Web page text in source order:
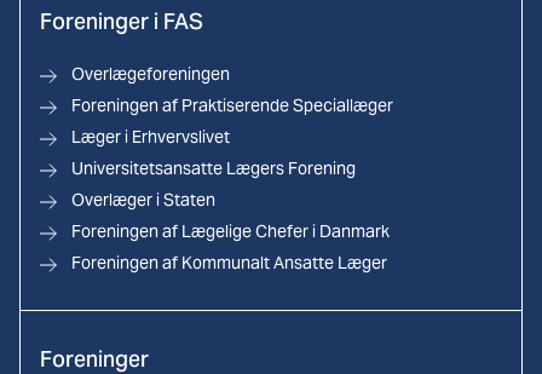
Foreninger i FAS
Overlægeforeningen
Foreningen af Praktiserende Speciallæger
Læger i Erhvervslivet
Universitetsansatte Lægers Forening
Overlæger i Staten
Foreningen af Lægelige Chefer i Danmark
Foreningen af Kommunalt Ansatte Læger
Foreninger